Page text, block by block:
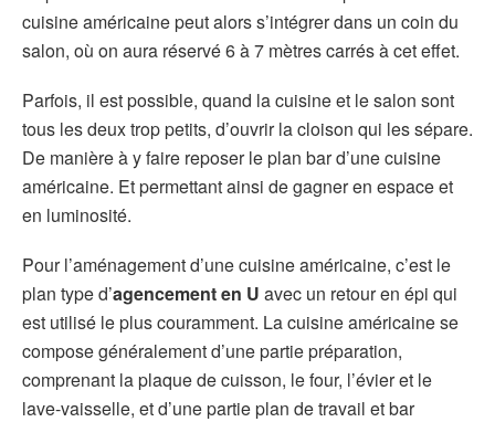
cuisine américaine peut alors s’intégrer dans un coin du
salon, où on aura réservé 6 à 7 mètres carrés à cet effet.
Parfois, il est possible, quand la cuisine et le salon sont
tous les deux trop petits, d’ouvrir la cloison qui les sépare.
De manière à y faire reposer le plan bar d’une cuisine
américaine. Et permettant ainsi de gagner en espace et
en luminosité.
Pour l’aménagement d’une cuisine américaine, c’est le
plan type d’agencement en U avec un retour en épi qui
est utilisé le plus couramment. La cuisine américaine se
compose généralement d’une partie préparation,
comprenant la plaque de cuisson, le four, l’évier et le
lave-vaisselle, et d’une partie plan de travail et bar